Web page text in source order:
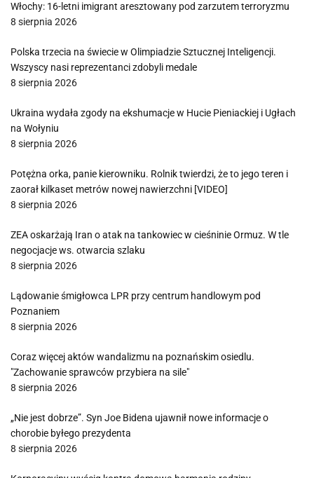
Włochy: 16-letni imigrant aresztowany pod zarzutem terroryzmu
8 sierpnia 2026
Polska trzecia na świecie w Olimpiadzie Sztucznej Inteligencji.
Wszyscy nasi reprezentanci zdobyli medale
8 sierpnia 2026
Ukraina wydała zgody na ekshumacje w Hucie Pieniackiej i Ugłach
na Wołyniu
8 sierpnia 2026
Potężna orka, panie kierowniku. Rolnik twierdzi, że to jego teren i
zaorał kilkaset metrów nowej nawierzchni [VIDEO]
8 sierpnia 2026
ZEA oskarżają Iran o atak na tankowiec w cieśninie Ormuz. W tle
negocjacje ws. otwarcia szlaku
8 sierpnia 2026
Lądowanie śmigłowca LPR przy centrum handlowym pod
Poznaniem
8 sierpnia 2026
Coraz więcej aktów wandalizmu na poznańskim osiedlu.
"Zachowanie sprawców przybiera na sile"
8 sierpnia 2026
„Nie jest dobrze”. Syn Joe Bidena ujawnił nowe informacje o
chorobie byłego prezydenta
8 sierpnia 2026